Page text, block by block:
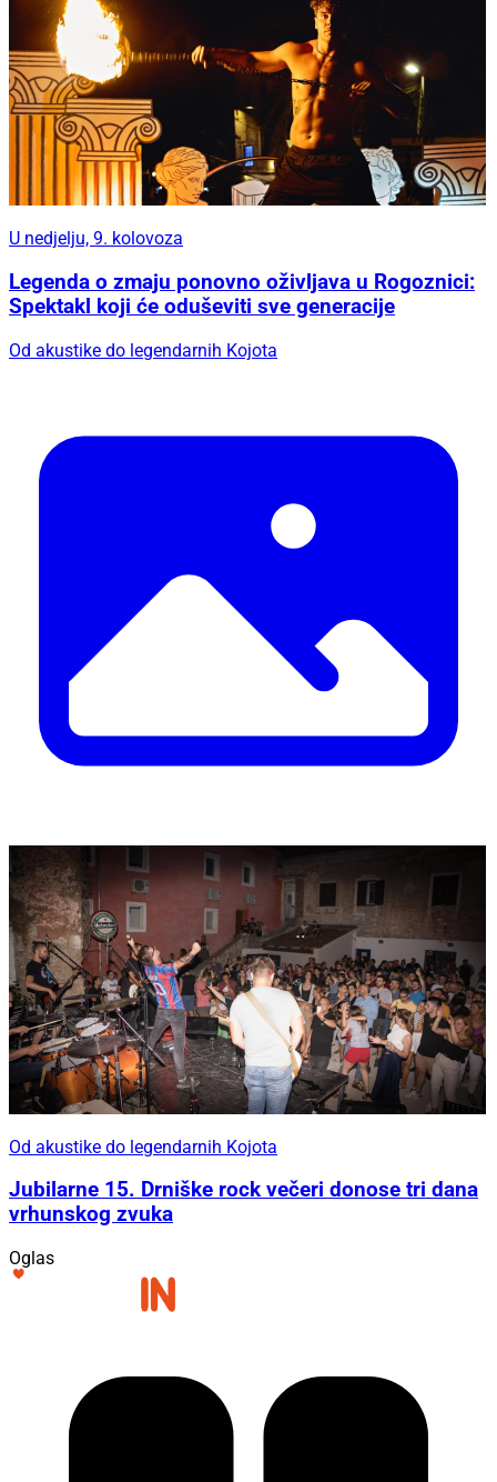
U nedjelju, 9. kolovoza
Legenda o zmaju ponovno oživljava u Rogoznici:
Spektakl koji će oduševiti sve generacije
Od akustike do legendarnih Kojota
Od akustike do legendarnih Kojota
Jubilarne 15. Drniške rock večeri donose tri dana
vrhunskog zvuka
Oglas